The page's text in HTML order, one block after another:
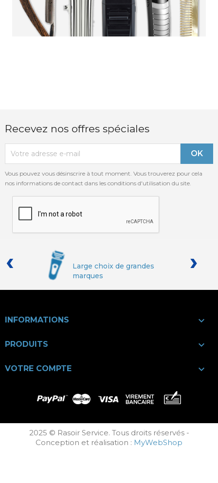
Recevez nos offres spéciales
Vous pouvez vous désinscrire à tout moment. Vous trouverez pour cela
nos informations de contact dans les conditions d'utilisation du site.
Large choix de grandes
marques
‹ ›
INFORMATIONS 
PRODUITS 
VOTRE COMPTE 
2025 © Rasoir Service. Tous droits réservés -
Conception et réalisation : MyWebShop